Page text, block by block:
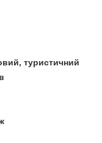
туристичний